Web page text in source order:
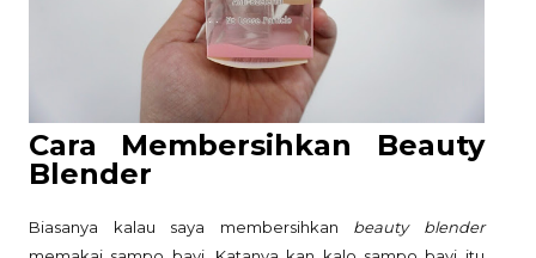
Cara Membersihkan Beauty
Blender
Biasanya kalau saya membersihkan beauty blender